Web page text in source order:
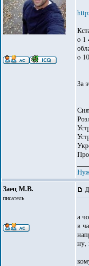
o 1
o
За
Заец М.В.
писатель
а
в
ну,